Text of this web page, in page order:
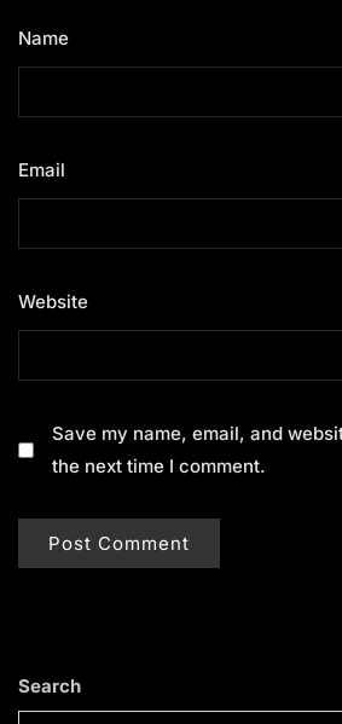
Name
Email
Website
Save my name, email, and
the next time I comment.
Search